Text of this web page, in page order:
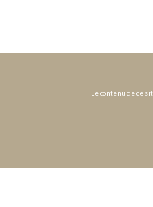
Le contenu de ce